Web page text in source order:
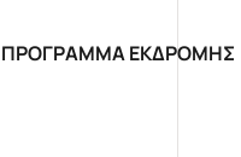
ΠΡΟΓΡΑΜΜΑ ΕΚΔΡΟΜΗΣ